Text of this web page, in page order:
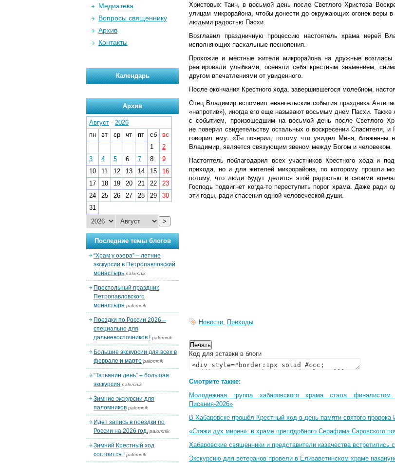
Христовых Таин, в восьмой день после Светлого Христова
улицам микрорайона, чтобы донести до окружающих огонек веры в
людьми радостью Пасхи.
Возглавил праздничную процессию настоятель храма иерей
исполняющих пасхальные песнопения.
Прохожие и местные жители микрорайона на дружные возгласы
реагировали улыбками, осеняли себя крестным знамением,
другом впечатлениями от увиденного.
После окончания Крестного хода, завершившегося молебном,
Отец Владимир вспомнил евангельские события праздника
«напротив»), иногда его еще называют восьмым днем Пасхи.
с событием, произошедшим на восьмой день после Светлого
не поверил свидетельству остальных о воскресении Спасителя,
говорил ему: «Ты поверил, потому что увидел Меня; блаженны
Владимир, является связующим звеном между Богом и человеком.
Настоятель поблагодарил всех участников Крестного хода и
прихода, но и для жителей микрорайона, по которому прошли
потому, что люди будут делится этой радостью и своими
Господь подвигнет когда-то переступить порог храма. Даже ради
эти годы, ради спасения одной человеческой души.
Новости, Приходы
Код для вставки в блоги
Смотрите также:
Молодежная группа хабаровского храма стала финалистом
Писания-2026»
В Хабаровске прошёл Крестный ход в день памяти святого пророка
«Стяжи дух мирен»: в храме преподобного Серафима Саровского
Хабаровские священники и представители казачества встретились
Экскурсию для ветеранов провели в Елизаветинском храме
Медиатека
Вопросы священнику
Архив
Контакты
Календарь
Архив
Август - 2026
пн
вт ср чт пт сб
вс
1
2
3
4 5 6 7 8
9
10
11 12 13 14 15
16
17
18 19 20 21 22
23
24
25 26 27 28 29
30
31
>
Последние темы блогов
“Храм у озера” – летние
экскурсии в Петропавловский
монастырь palomnik
Престольный праздник
Петропавловского
монастыря palomnik
Поездки по России 2026 –
специально для
дальневосточников ! palomnik
Большие экскурсии для всех в
феврале и марте palomnik
“Татьянин день” – большая
экскурсия palomnik
Зимние экскурсии для
паломников palomnik
Идет запись в поездки по
России на 2026 год. palomnik
Зимний Крестный ход
состоится ! palomnik